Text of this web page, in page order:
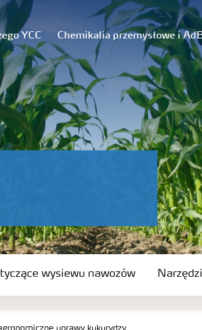
YCC Chemikalia przemysłowe i
wysiewu nawozów
uprawy kukurydzy